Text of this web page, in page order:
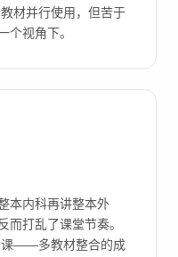
材并行使用，但苦于
个视角下。
本内科再讲整本外
而打乱了课堂节奏。
课——多教材整合的成